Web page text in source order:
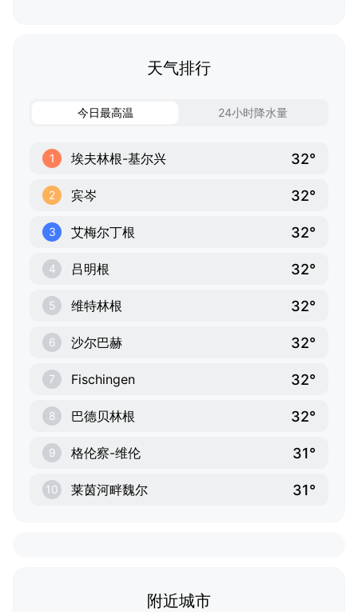
天气排行
今日最高温 24小时降水量
1 埃夫林根-基尔兴 32°
2 宾岑 32°
3 艾梅尔丁根 32°
4 吕明根 32°
5 维特林根 32°
6 沙尔巴赫 32°
7 Fischingen 32°
8 巴德贝林根 32°
9 格伦察-维伦 31°
10 莱茵河畔魏尔 31°
附近城市